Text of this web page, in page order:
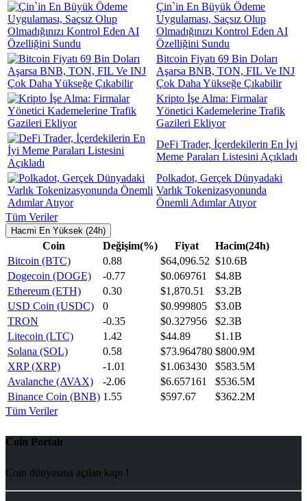
Çin`in En Büyük Ödeme
Uygulaması, Saçsız Olup
Olmadığınızı Kontrol Eden AI
Özelliğini Sundu
Bitcoin Fiyatı 69 Bin Doları
Aşarsa BNB, TON, FIL Ve INJ
Çok Daha Yükseğe Çıkabilir
Kripto İşe Alma: Firmalar
Yönetici Kademelerine Trafik
Gazileri Ekliyor
DeFi Trader, İçerdekilerin En İyi
Meme Paraları Listesini Açıkladı
Polkadot, Gerçek Dünyadaki
Varlık Tokenizasyonunda
Önemli Adımlar Atıyor
Tüm Veriler
Hacmi En Yüksek (24h)
Coin Değişim(%) Fiyat
Hacim(24h)
Bitcoin (BTC)
0.88 $64,096.52 $10.6B
Dogecoin (DOGE)
-0.77 $0.069761
$4.8B
Ethereum (ETH)
0.30 $1,870.51
$3.2B
USD Coin (USDC)
0 $0.999805
$3.0B
TRON
-0.35 $0.327956
$2.3B
Litecoin (LTC)
1.42 $44.89
$1.1B
Solana (SOL)
0.58 $73.964780 $800.9M
XRP (XRP)
-1.01 $1.063430
$583.5M
Avalanche (AVAX)
-2.06 $6.657161
$536.5M
Binance Coin (BNB) 1.55 $597.67
$362.2M
Tüm Veriler
Coin Portalı
Coin dünyasına açılan kapı !